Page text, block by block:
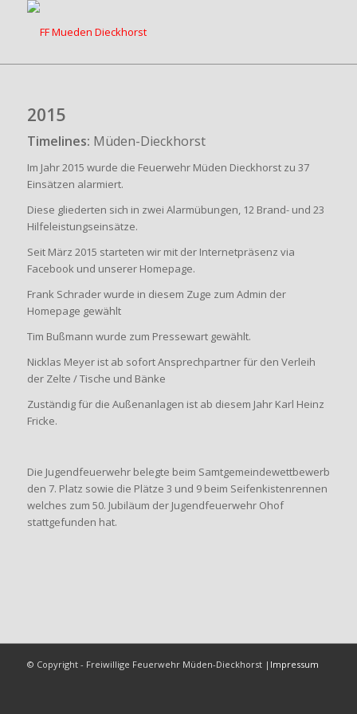
2015
Timelines: Müden-Dieckhorst
Im Jahr 2015 wurde die Feuerwehr Müden Dieckhorst zu 37
Einsätzen alarmiert.
Diese gliederten sich in zwei Alarmübungen, 12 Brand- und 23
Hilfeleistungseinsätze.
Seit März 2015 starteten wir mit der Internetpräsenz via
Facebook und unserer Homepage.
Frank Schrader wurde in diesem Zuge zum Admin der
Homepage gewählt
Tim Bußmann wurde zum Pressewart gewählt.
Nicklas Meyer ist ab sofort Ansprechpartner für den Verleih
der Zelte / Tische und Bänke
Zuständig für die Außenanlagen ist ab diesem Jahr Karl Heinz
Fricke.
Die Jugendfeuerwehr belegte beim Samtgemeindewettbewerb
den 7. Platz sowie die Plätze 3 und 9 beim Seifenkistenrennen
welches zum 50. Jubiläum der Jugendfeuerwehr Ohof
stattgefunden hat.
© Copyright - Freiwillige Feuerwehr Müden-Dieckhorst | Impressum